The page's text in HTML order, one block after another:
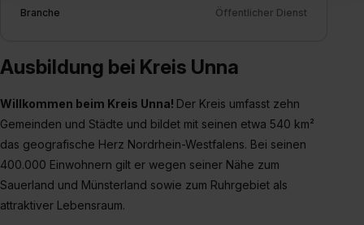
Inhalte (z.B. Videos oder Posts) angezeigt und hierfür
Eine Erlaubnis hierfür kannst du auch später noch im
bestimmte Verwendungszwecke zulassen, triff deine
Auswahl über die Checkboxen und klick auf „Auswahl
erlauben“. Die Einwilligung zur Platzierung von Cookies
der Kategorien „Präferenzen“, „Statistiken“ und „Social
Media und Marketing“ umfasst hierbei die Einwilligung
zur Übermittlung deiner Daten in die USA (Art. 49 Abs. 1
Branche Öffentlicher Dienst
Ausbildung bei Kreis Unna
Willkommen beim Kreis Unna! Der Kreis umfasst zehn
Gemeinden und Städte und bildet mit seinen etwa 540 km²
das geografische Herz Nordrhein-Westfalens. Bei seinen
400.000 Einwohnern gilt er wegen seiner Nähe zum
Sauerland und Münsterland sowie zum Ruhrgebiet als
attraktiver Lebensraum.